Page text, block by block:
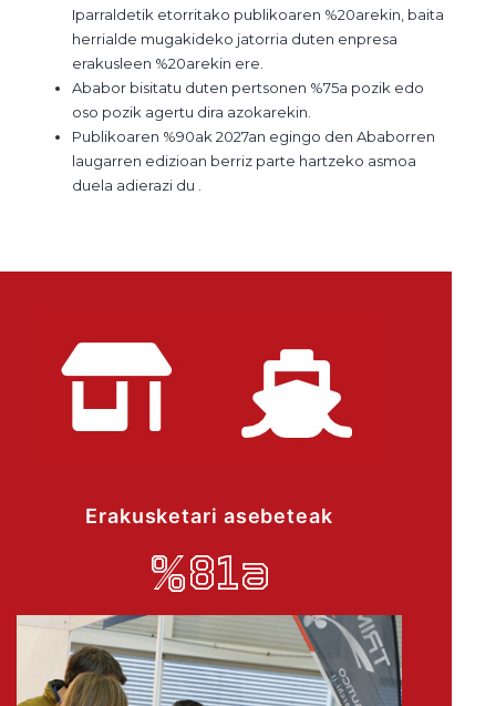
Iparraldetik etorritako publikoaren %20arekin, baita
herrialde mugakideko jatorria duten enpresa
erakusleen %20arekin ere.
Ababor bisitatu duten pertsonen %75a pozik edo
oso pozik agertu dira azokarekin.
Publikoaren %90ak 2027an egingo den Ababorren
laugarren edizioan berriz parte hartzeko asmoa
duela adierazi du .
Erakusketari asebeteak
%81a